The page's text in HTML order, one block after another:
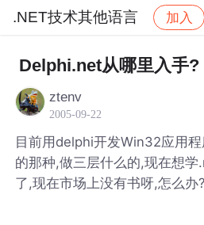
.NET技术其他语言 加入
社区 .NET技术其他语言
Delphi.net从哪里入手?
ztenv
2005-09-22
目前用delphi开发Win32应用
的那种,做三层什么的,现在想
了,现在市场上没有书呀,怎么办